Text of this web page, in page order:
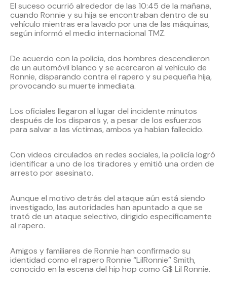
El suceso ocurrió alrededor de las 10:45 de la mañana,
cuando Ronnie y su hija se encontraban dentro de su
vehículo mientras era lavado por una de las máquinas,
según informó el medio internacional TMZ.
De acuerdo con la policía, dos hombres descendieron
de un automóvil blanco y se acercaron al vehículo de
Ronnie, disparando contra el rapero y su pequeña hija,
provocando su muerte inmediata.
Los oficiales llegaron al lugar del incidente minutos
después de los disparos y, a pesar de los esfuerzos
para salvar a las víctimas, ambos ya habían fallecido.
Con videos circulados en redes sociales, la policía logró
identificar a uno de los tiradores y emitió una orden de
arresto por asesinato.
Aunque el motivo detrás del ataque aún está siendo
investigado, las autoridades han apuntado a que se
trató de un ataque selectivo, dirigido específicamente
al rapero.
Amigos y familiares de Ronnie han confirmado su
identidad como el rapero Ronnie “LilRonnie” Smith,
conocido en la escena del hip hop como G$ Lil Ronnie.